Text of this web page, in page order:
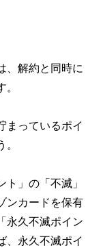
、解約と同時に
まっているポイ
」の「不滅」
ンカードを保有
永久不滅ポイン
、永久不滅ポイ